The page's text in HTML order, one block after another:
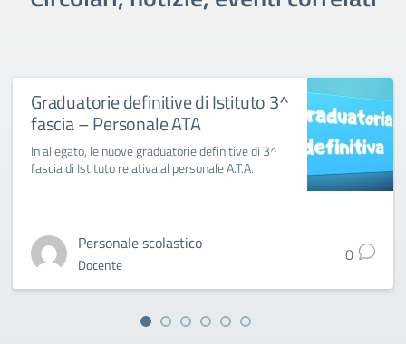
Graduatorie definitive di Istituto 3^
fascia – Personale ATA
In allegato, le nuove graduatorie definitive di 3^
fascia di Istituto relativa al personale A.T.A.
Personale scolastico
Docente 0